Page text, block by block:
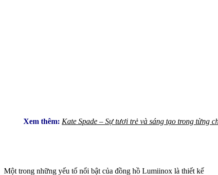
Xem thêm: Kate Spade – Sự tươi trẻ và sáng tạo trong từng
Một trong những yếu tố nổi bật của đồng hồ Lumiinox là thiết kế